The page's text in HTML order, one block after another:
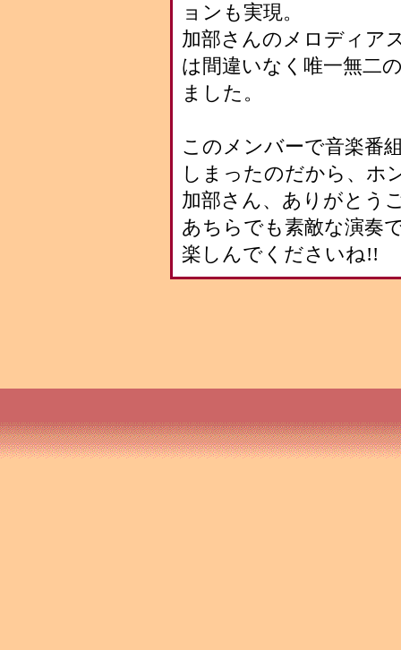
ョンも実現。
加部さんのメロディア
は間違いなく唯一無二
ました。
このメンバーで音楽番
しまったのだから、ホ
加部さん、ありがとう
あちらでも素敵な演奏
楽しんでくださいね!!